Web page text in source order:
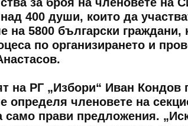
400 души, които да
на 5800 български
по организирането и
на РГ „Избори“ Иван
определя членовете на
само прави предложения.